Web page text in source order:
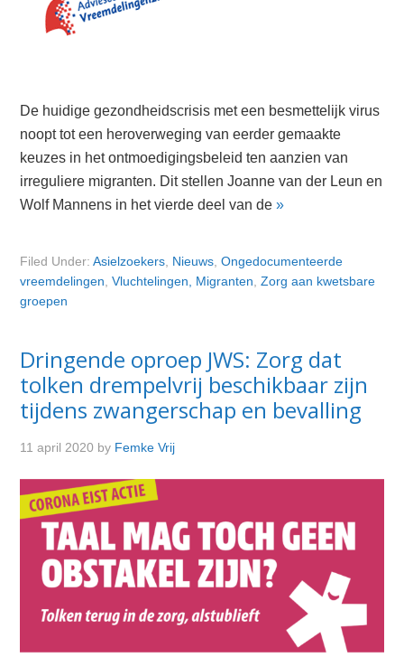
De huidige gezondheidscrisis met een besmettelijk virus
noopt tot een heroverweging van eerder gemaakte
keuzes in het ontmoedigingsbeleid ten aanzien van
irreguliere migranten. Dit stellen Joanne van der Leun en
Wolf Mannens in het vierde deel van de»
Filed Under:Asielzoekers Nieuws ,Ongedocumenteerde
vreemdelingen ,Vluchtelingen, Migranten ,Zorg aan kwetsbare
groepen
Dringende oproep JWS: Zorg dat
tolken drempelvrij beschikbaar zijn
tijdens zwangerschap en bevalling
11 april 2020 by Femke Vrij